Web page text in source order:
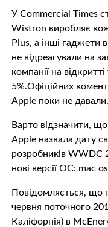
У Commercial Times
Wistron виробляє
Plus, а інші гаджети
не відреагували на
компанії на
5%.Офіційних
Apple поки не давали.
Варто відзначити,
Apple назвала дату
розробників WWDC
нові версії ОС: mac
Повідомляється, що
червня поточного
Каліфорнія) в